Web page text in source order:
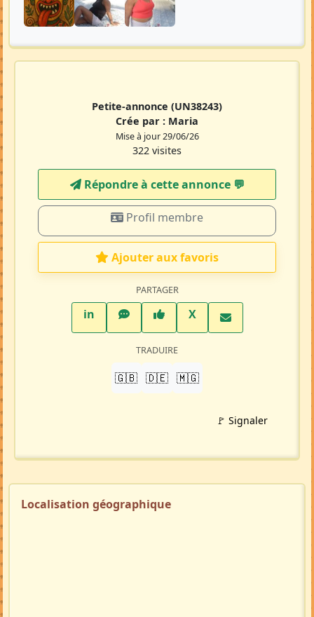
Petite-annonce (UN38243)
Crée par : Maria
Mise à jour 29/06/26
322 visites
Répondre à cette annonce 💬​
Profil membre
Ajouter aux favoris
PARTAGER
inLinkedInWhatsAppFacebook
XTwitter X
TRADUIRE
🇬🇧 🇩🇪 🇲🇬
🚩 Signaler
Localisation géographique